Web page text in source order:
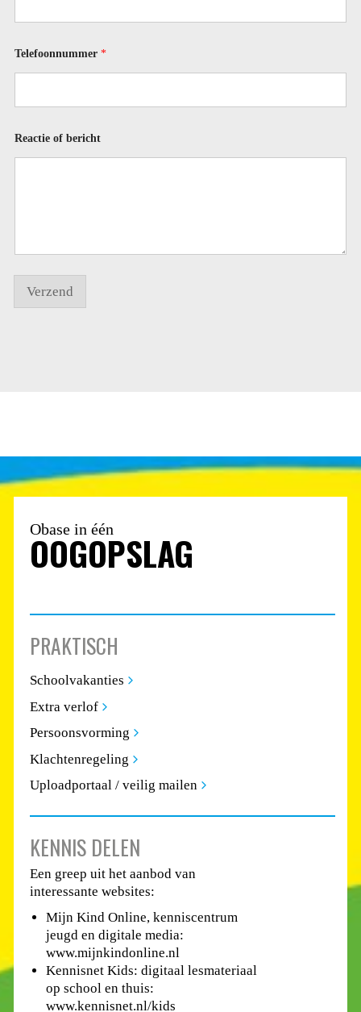
Telefoonnummer*
Reactie of bericht
Verzend
PRAKTISCH
Schoolvakanties
Extra verlof
Persoonsvorming
Klachtenregeling
Uploadportaal / veilig mailen
KENNIS DELEN
Een greep uit het aanbod van
interessante websites:
Mijn Kind Online, kenniscentrum
jeugd en digitale media:
www.mijnkindonline.nl
Kennisnet Kids: digitaal lesmateriaal
op school en thuis:
www.kennisnet.nl/kids
Obase in één
OOGOPSLAG